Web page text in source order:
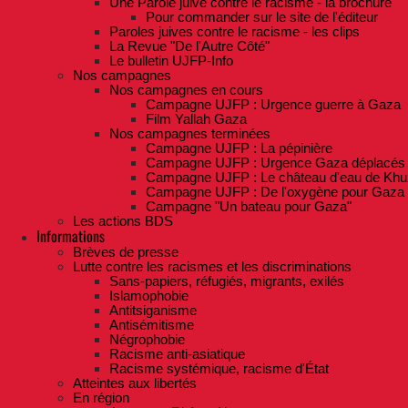
Pour commander sur le site de l'éditeur
Paroles juives contre le racisme - les clips
La Revue "De l'Autre Côté"
Le bulletin UJFP-Info
Nos campagnes
Nos campagnes en cours
Campagne UJFP : Urgence guerre à Gaza
Film Yallah Gaza
Nos campagnes terminées
Campagne UJFP : La pépinière
Campagne UJFP : Urgence Gaza déplacés
Campagne UJFP : Le château d'eau de
Campagne UJFP : De l'oxygène pour Gaza
Campagne "Un bateau pour Gaza"
Les actions BDS
Informations
Brèves de presse
Lutte contre les racismes et les discriminations
Sans-papiers, réfugiés, migrants, exilés
Islamophobie
Antitsiganisme
Antisémitisme
Négrophobie
Racisme anti-asiatique
Racisme systémique, racisme d'État
Atteintes aux libertés
En région